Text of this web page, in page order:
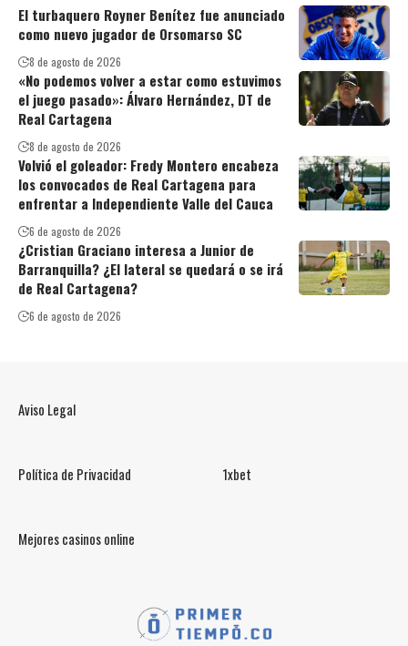
El turbaquero Royner Benítez fue anunciado
como nuevo jugador de Orsomarso SC
8 de agosto de 2026
«No podemos volver a estar como estuvimos
el juego pasado»: Álvaro Hernández, DT de
Real Cartagena
8 de agosto de 2026
Volvió el goleador: Fredy Montero encabeza
los convocados de Real Cartagena para
enfrentar a Independiente Valle del Cauca
6 de agosto de 2026
¿Cristian Graciano interesa a Junior de
Barranquilla? ¿El lateral se quedará o se irá
de Real Cartagena?
6 de agosto de 2026
Aviso Legal
Política de Privacidad 1xbet
Mejores casinos online